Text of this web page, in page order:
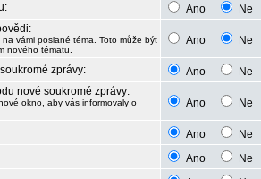
Ano
Ne
vámi poslané téma. Toto může být
nového tématu.
Ano Ne
zprávy: Ano
Ne
nové soukromé zprávy:
okno, aby vás informovaly o
Ano Ne
Ano
Ne
Ano
Ne